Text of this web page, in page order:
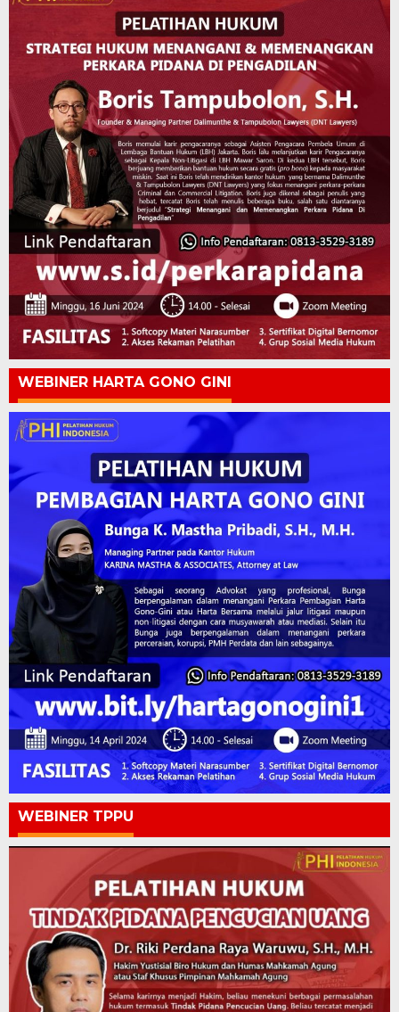
WEBINER HARTA GONO GINI
WEBINER TPPU